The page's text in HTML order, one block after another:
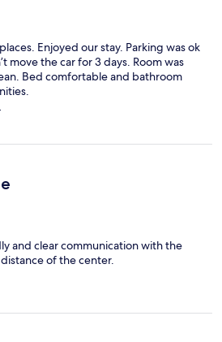
Enjoyed our stay. Parking was ok
move the car for 3 days. Room was
Bed comfortable and bathroom
and clear communication with the
of the center.